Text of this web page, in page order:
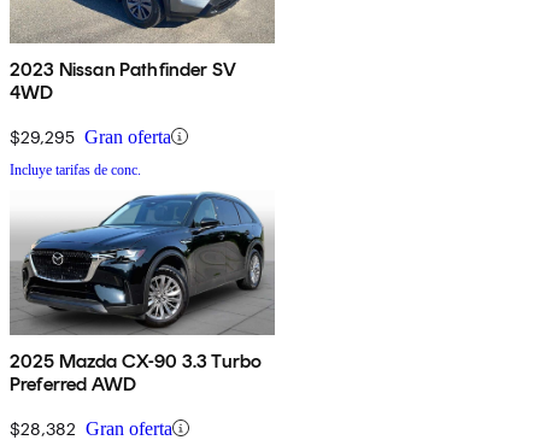
2023 Nissan Pathfinder SV
4WD
$29,295 Gran oferta
Incluye tarifas de conc.
2025 Mazda CX-90 3.3 Turbo
Preferred AWD
$28,382 Gran oferta